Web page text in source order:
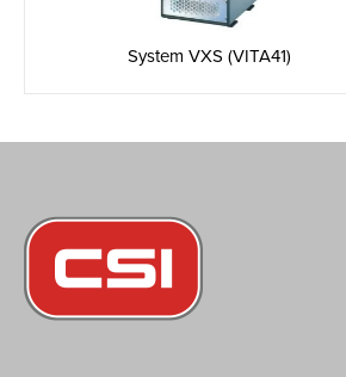
System VXS (VITA41)